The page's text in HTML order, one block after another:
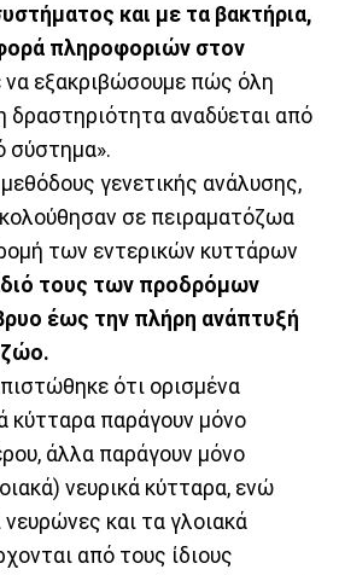
και με τα βακτήρια,
πληροφοριών στον
να εξακριβώσουμε πώς όλη
δραστηριότητα αναδύεται από
σύστημα».
γενετικής ανάλυσης,
σε πειραματόζωα
των εντερικών κυττάρων
τους των προδρόμων
έως την πλήρη ανάπτυξή
ζώο.
ότι ορισμένα
κύτταρα παράγουν μόνο
άλλα παράγουν μόνο
νευρικά κύτταρα, ενώ
και τα γλοιακά
από τους ίδιους